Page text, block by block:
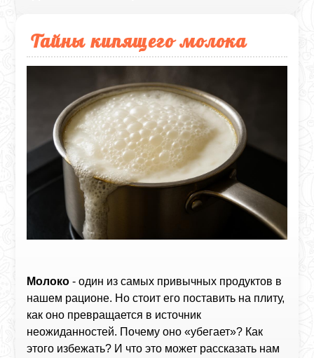
Тайны кипящего молока
Молоко - один из самых привычных продуктов в
нашем рационе. Но стоит его поставить на плиту,
как оно превращается в источник
неожиданностей. Почему оно «убегает»? Как
этого избежать? И что это может рассказать нам